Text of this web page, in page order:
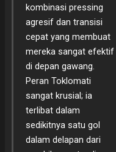
kombinasi pressing
agresif dan transisi
cepat yang membuat
mereka sangat efektif
di depan gawang.
Peran Toklomati
sangat krusial; ia
terlibat dalam
sedikitnya satu gol
dalam delapan dari